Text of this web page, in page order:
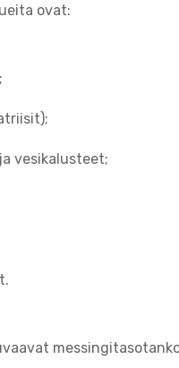
ovat:
vesikalusteet;